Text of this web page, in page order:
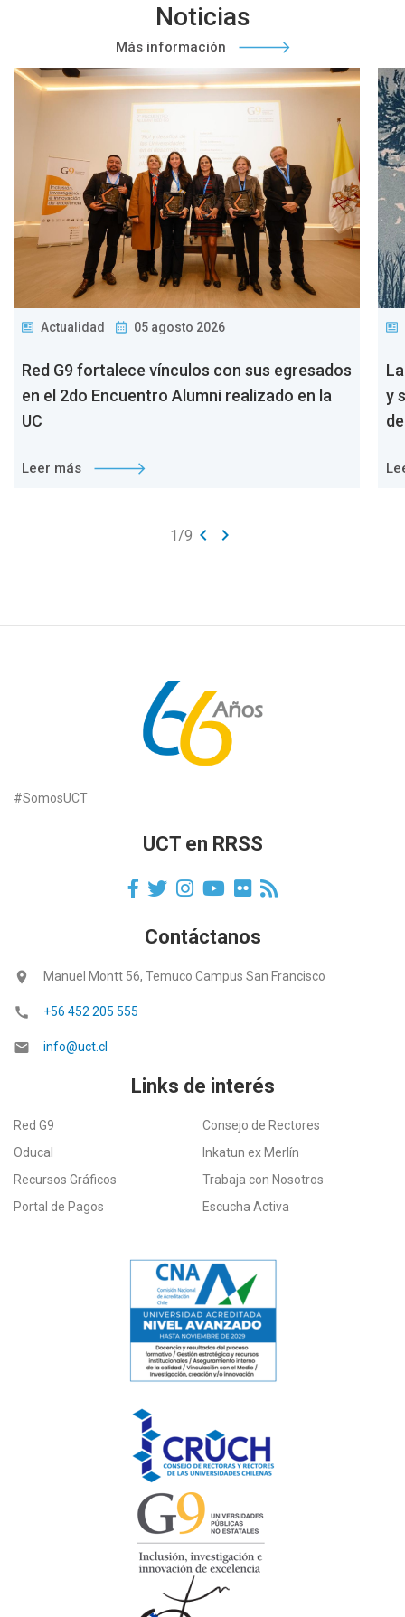
Noticias
Más información
Actualidad 05 agosto 2026
Red G9 fortalece vínculos con sus egresados
en el 2do Encuentro Alumni realizado en la
UC
Leer más
y
1 /9 keyboard_arrow_left keyboard_arrow_right
#SomosUCT
UCT en RRSS
Contáctanos
location_on Manuel Montt 56, Temuco Campus San Francisco
call +56 452 205 555
email info@uct.cl
Links de interés
Red G9
Consejo de Rectores
Oducal
Inkatun ex Merlín
Recursos Gráficos
Trabaja con Nosotros
Portal de Pagos
Escucha Activa